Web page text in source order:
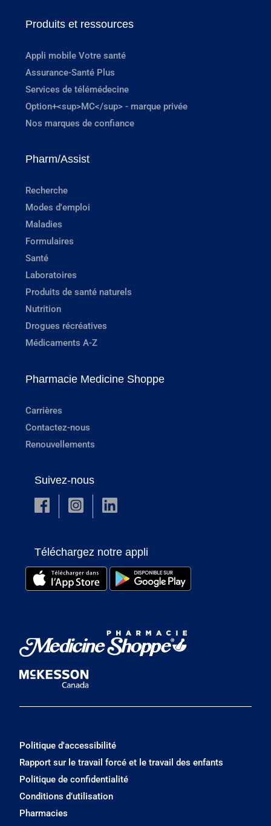
Produits et ressources
Appli mobile Votre santé
Assurance-Santé Plus
Services de télémédecine
Option+<sup>MC</sup> - marque privée
Nos marques de confiance
Pharm/Assist
Recherche
Modes d'emploi
Maladies
Formulaires
Santé
Laboratoires
Produits de santé naturels
Nutrition
Drogues récréatives
Médicaments A-Z
Pharmacie Medicine Shoppe
Carrières
Contactez-nous
Renouvellements
Suivez-nous
Téléchargez notre appli
Politique d'accessibilité
Rapport sur le travail forcé et le travail des enfants
Politique de confidentialité
Conditions d’utilisation
Pharmacies